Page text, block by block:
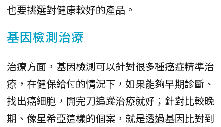
也要挑選對健康較好的產品。
基因檢測治療
治療方面，基因檢測可以針對很多種癌症精準治
療，在健保給付的情況下，如果能夠早期診斷、
找出癌細胞，開完刀追蹤治療就好；針對比較晚
期、像星希亞這樣的個案，就是透過基因比對到